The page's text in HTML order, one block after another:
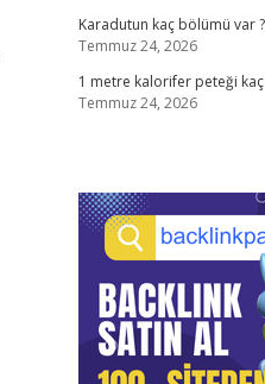
Karadutun kaç bölümü var ?
Temmuz 24, 2026
1 metre kalorifer peteği
Temmuz 24, 2026